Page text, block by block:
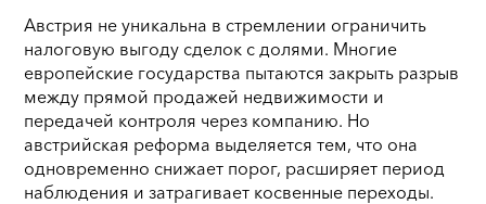
Австрия не уникальна в стремлении ограничить
налоговую выгоду сделок с долями. Многие
европейские государства пытаются закрыть разрыв
между прямой продажей недвижимости и
передачей контроля через компанию. Но
австрийская реформа выделяется тем, что она
одновременно снижает порог, расширяет период
наблюдения и затрагивает косвенные переходы.